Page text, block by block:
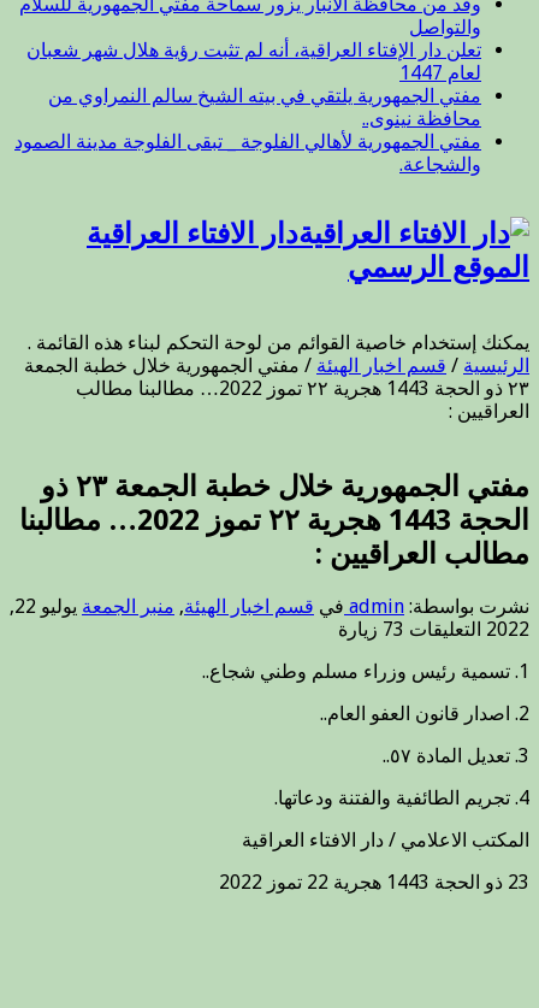
والتواصل
تعلن دار الإفتاء العراقية، أنه لم تثبت رؤية هلال شهر شعبان
لعام 1447
مفتي الجمهورية يلتقي في بيته الشيخ سالم النمراوي من
محافظة نينوى..
مفتي الجمهورية لأهالي الفلوجة _ تبقى الفلوجة مدينة الصمود
والشجاعة.
دار الافتاء العراقية
الموقع الرسمي
يمكنك إستخدام خاصية القوائم من لوحة التحكم لبناء هذه القائمة .
الرئيسية / قسم اخبار الهيئة / مفتي الجمهورية خلال خطبة الجمعة
٢٣ ذو الحجة 1443 هجرية ٢٢ تموز 2022… مطالبنا مطالب
العراقيين :
مفتي الجمهورية خلال خطبة الجمعة ٢٣ ذو
الحجة 1443 هجرية ٢٢ تموز 2022… مطالبنا
مطالب العراقيين :
نشرت بواسطة: admin في قسم اخبار الهيئة, منبر الجمعة
يوليو 22,
2022 التعليقات على
الجمهورية
خطبة
٢٣
الحجة
1443
هجرية
٢٢
73 زيارة
1. تسمية رئيس وزراء مسلم وطني شجاع..
2. اصدار قانون العفو العام..
3. تعديل المادة ٥٧..
4. تجريم الطائفية والفتنة ودعاتها.
المكتب الاعلامي / دار الافتاء العراقية
23 ذو الحجة 1443 هجرية 22 تموز 2022